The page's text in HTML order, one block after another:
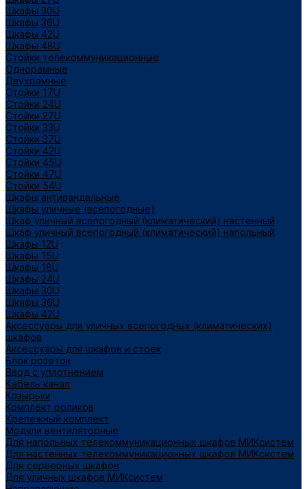
Шкафы 30U
Шкафы 36U
Шкафы 42U
Шкафы 48U
Стойки телекоммуникационные
Однорамные
Двухрамные
Стойки 17U
Стойки 24U
Стойки 27U
Стойки 33U
Стойки 37U
Стойки 42U
Стойки 45U
Стойки 47U
Стойки 54U
Шкафы антивандальные
Шкафы уличные (всепогодные)
Шкаф уличный всепогодный (климатический) настенный
Шкаф уличный всепогодный (климатический) напольный
Шкафы 12U
Шкафы 15U
Шкафы 18U
Шкафы 24U
Шкафы 30U
Шкафы 36U
Шкафы 42U
Аксессуары для уличных всепогодных (климатических)
шкафов
Аксессуары для шкафов и стоек
Блок розеток
Ввод с уплотнением
Кабель канал
Козырьки
Комплект роликов
Крепежный комплект
Модули вентиляторные
Для напольных телекоммуникационных шкафов МИКсистем
Для настенных телекоммуникационных шкафов МИКсистем
Для серверных шкафов
Для уличных шкафов МИКсистем